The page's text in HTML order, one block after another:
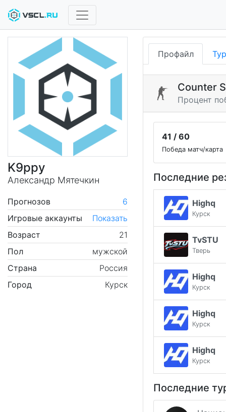
K9ppy
Александр Мятечкин
Прогнозов
6
Игровые аккаунты
Показать
Возраст
21
Пол
мужской
Страна
Россия
Город
Курск
Профайл
Counter
Процент
41 / 60
Победа матч/карта
Последние
Highq
Курск
TvSTU
Тверь
Highq
Курск
Highq
Курск
Highq
Курск
Последние